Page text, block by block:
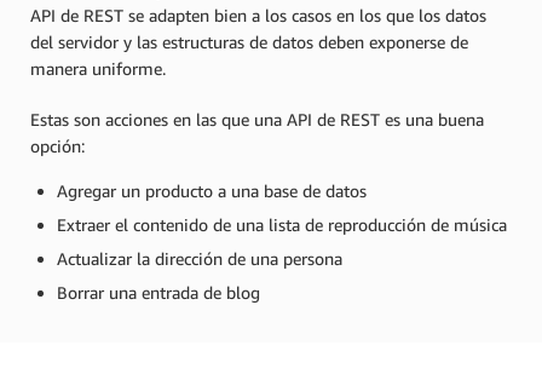
API de REST se adapten bien a los casos en los que los datos
del servidor y las estructuras de datos deben exponerse de
manera uniforme.
Estas son acciones en las que una API de REST es una buena
opción:
Agregar un producto a una base de datos
Extraer el contenido de una lista de reproducción de música
Actualizar la dirección de una persona
Borrar una entrada de blog